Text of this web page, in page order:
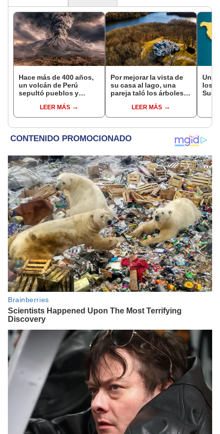
Hace más de 400 años,
un volcán de Perú
sepultó pueblos y
veranos más fríos de la
historia: sigue bajo
LEER MÁS
Por mejorar la vista de
su casa al lago, una
pareja taló los árboles
con una multa de más
de US$600.000
LEER MÁS
Un
los 3